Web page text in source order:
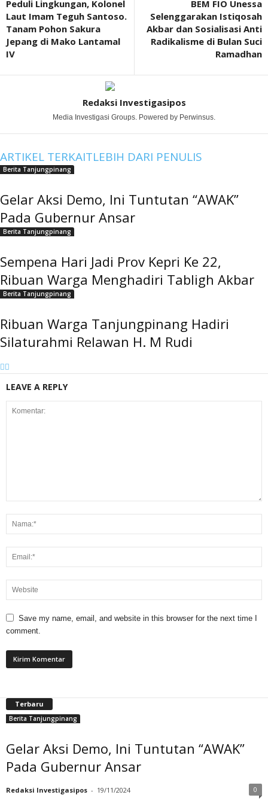
Peduli Lingkungan, Kolonel
Laut Imam Teguh Santoso.
Tanam Pohon Sakura
Jepang di Mako Lantamal
IV
BEM FIO Unessa
Selenggarakan Istiqosah
Akbar dan Sosialisasi Anti
Radikalisme di Bulan Suci
Ramadhan
Redaksi Investigasipos
Media Investigasi Groups. Powered by Perwinsus.
ARTIKEL TERKAITLEBIH DARI PENULIS
Berita Tanjungpinang
Gelar Aksi Demo, Ini Tuntutan “AWAK”
Pada Gubernur Ansar
Berita Tanjungpinang
Sempena Hari Jadi Prov Kepri Ke 22,
Ribuan Warga Menghadiri Tabligh Akbar
Berita Tanjungpinang
Ribuan Warga Tanjungpinang Hadiri
Silaturahmi Relawan H. M Rudi
LEAVE A REPLY
Save my name, email, and website in this browser for the next time I
comment.
Terbaru
Berita Tanjungpinang
Gelar Aksi Demo, Ini Tuntutan “AWAK”
Pada Gubernur Ansar
Redaksi Investigasipos - 19/11/2024 0